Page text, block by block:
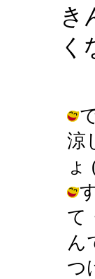
き
く
涼
ょ
て
ん
つ